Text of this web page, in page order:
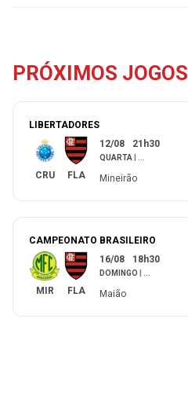
PRÓXIMOS JOGOS
LIBERTADORES
CRU FLA
12/08 21h30
QUARTA ...
Mineirão
CAMPEONATO BRASILEIRO
MIR FLA
16/08 18h30
DOMINGO ...
Maião